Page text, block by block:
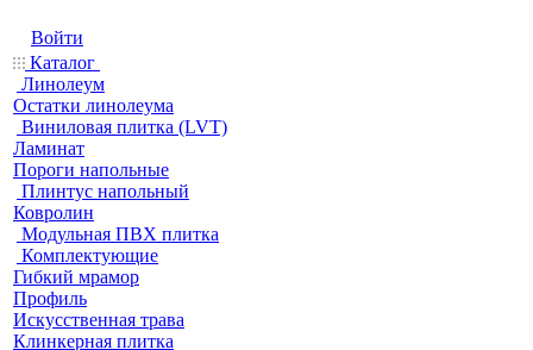
Войти
Каталог
Линолеум
Остатки линолеума
Виниловая плитка (LVT)
Ламинат
Пороги напольные
Плинтус напольный
Ковролин
Модульная ПВХ плитка
Комплектующие
Гибкий мрамор
Профиль
Искусственная трава
Клинкерная плитка